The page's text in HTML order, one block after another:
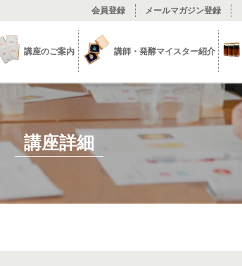
会員登録 メールマガジン登録
講座のご案内 講師・発酵マイスター紹介
講座詳細